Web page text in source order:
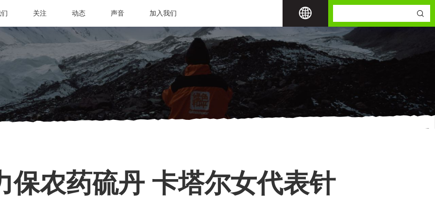
关注 动态 声音 加入我们
保农药硫丹 卡塔尔女代表针